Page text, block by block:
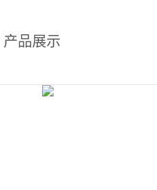
产品展示